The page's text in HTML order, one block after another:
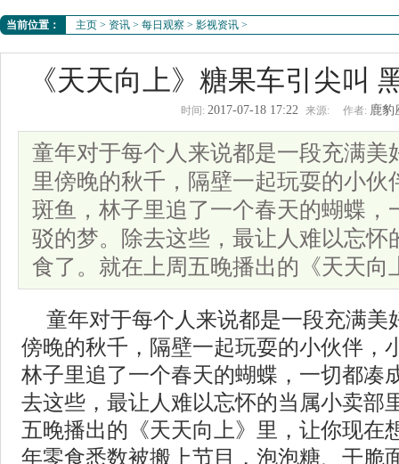
当前位置： 主页 > 资讯 > 每日观察 > 影视资讯 >
《天天向上》糖果车引尖叫
时间: 2017-07-18 17:22 来源: 作者: 鹿
童年对于每个人来说都是一段充满美
里傍晚的秋千，隔壁一起玩耍的小伙
斑鱼，林子里追了一个春天的蝴蝶，
驳的梦。除去这些，最让人难以忘怀
食了。就在上周五晚播出的《天天向
童年对于每个人来说都是一段充满美
傍晚的秋千，隔壁一起玩耍的小伙伴，
林子里追了一个春天的蝴蝶，一切都凑
去这些，最让人难以忘怀的当属小卖部
五晚播出的《天天向上》里，让你现在
年零食悉数被搬上节目，泡泡糖、干脆